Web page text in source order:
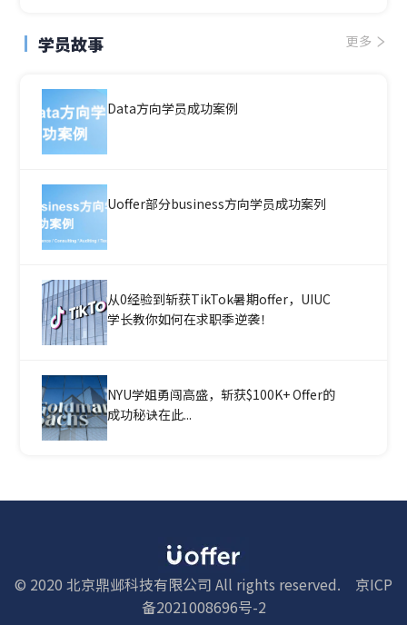
学员故事 更多
Data方向学员成功案例
Uoffer部分business方向学员成功案列
从0经验到斩获TikTok暑期offer，UIUC
学长教你如何在求职季逆袭！
NYU学姐勇闯高盛，斩获$100K+ Offer的
成功秘诀在此...
© 2020 北京鼎邺科技有限公司 All rights reserved.
京ICP
备2021008696号-2